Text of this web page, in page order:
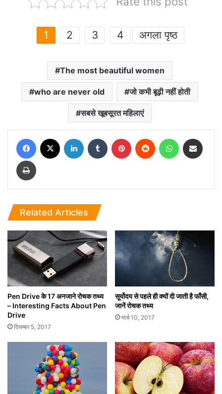
1 2 3 4 अगला पृष्ठ
The most beautiful women
who are never old जो कभी बूढ़ी नहीं होती
सबसे खूबसूरत महिलाएं
Facebook LinkedIn Tumblr Pinterest Reddit WhatsApp
Print
Related Articles
Pen Drive के 17 अनजाने रोचक तथ्‍य
– Interesting Facts About Pen
Drive
दिसम्बर 5, 2017
सूर्योदय से पहले ही क्यों दी जाती है फाँसी,
जानें रोचक तथ्य
मार्च 10, 2017